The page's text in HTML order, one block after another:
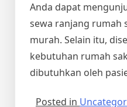
Anda dapat
sewa ranjang rumah
murah. Selain itu,
kebutuhan rumah
dibutuhkan oleh
Posted in